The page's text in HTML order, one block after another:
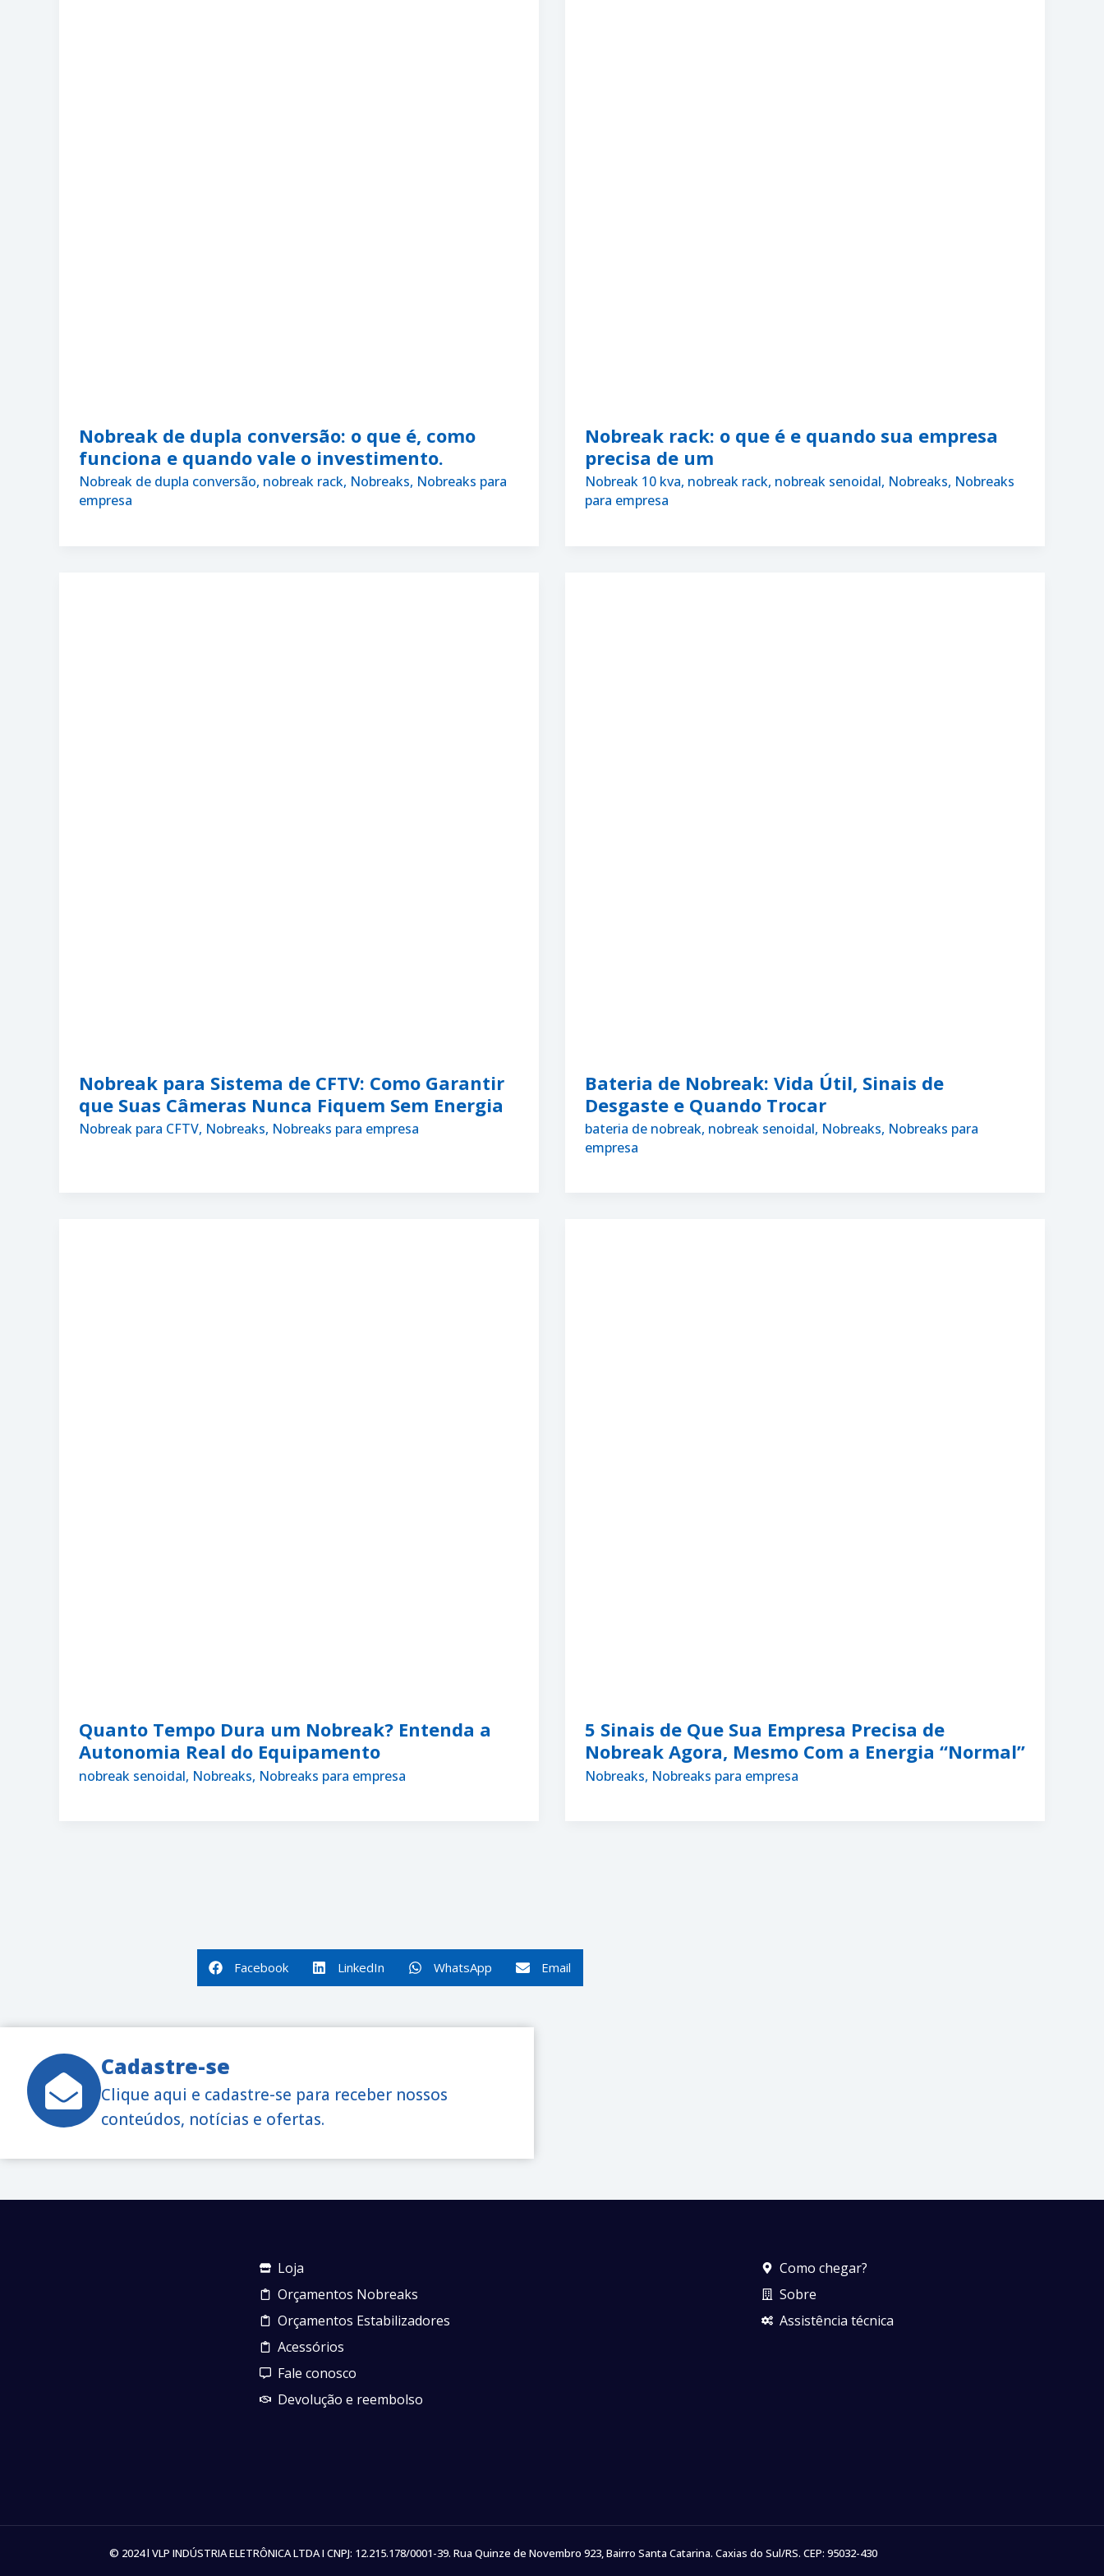
Nobreak de dupla conversão: o que é, como
funciona e quando vale o investimento.
Nobreak de dupla conversão, nobreak rack, Nobreaks, Nobreaks para
empresa
Nobreak rack: o que é e quando sua empresa
precisa de um
Nobreak 10 kva, nobreak rack, nobreak senoidal, Nobreaks, Nobreaks
para empresa
Nobreak para Sistema de CFTV: Como Garantir
que Suas Câmeras Nunca Fiquem Sem Energia
Nobreak para CFTV, Nobreaks, Nobreaks para empresa
Bateria de Nobreak: Vida Útil, Sinais de
Desgaste e Quando Trocar
bateria de nobreak, nobreak senoidal, Nobreaks, Nobreaks para
empresa
Quanto Tempo Dura um Nobreak? Entenda a
Autonomia Real do Equipamento
nobreak senoidal, Nobreaks, Nobreaks para empresa
5 Sinais de Que Sua Empresa Precisa de
Nobreak Agora, Mesmo Com a Energia “Normal”
Nobreaks, Nobreaks para empresa
Facebook LinkedIn WhatsApp Email
Cadastre-se
Clique aqui e cadastre-se para receber nossos
conteúdos, notícias e ofertas.
Loja
Orçamentos Nobreaks
Orçamentos Estabilizadores
Acessórios
Fale conosco
Devolução e reembolso
Como chegar?
Sobre
Assistência técnica
© 2024 l VLP INDÚSTRIA ELETRÔNICA LTDA I CNPJ: 12.215.178/0001-39. Rua Quinze de Novembro 923, Bairro Santa Catarina. Caxias do Sul/RS. CEP: 95032-430